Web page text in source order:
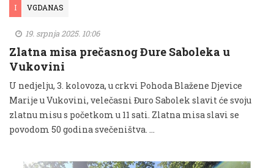
I VGDANAS
19. srpnja 2025. 10:06
Zlatna misa prečasnog Đure Saboleka u
Vukovini
U nedjelju, 3. kolovoza, u crkvi Pohoda Blažene Djevice
Marije u Vukovini, velečasni Đuro Sabolek slavit će svoju
zlatnu misu s početkom u 11 sati. Zlatna misa slavi se
povodom 50 godina svečeništva. ...